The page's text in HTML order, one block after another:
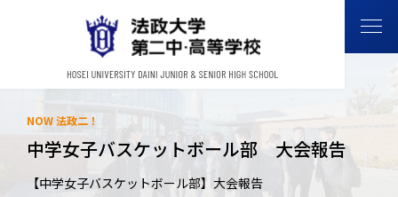
NOW 法政二！
中学女子バスケットボール部 大会報告
【中学女子バスケットボール部】大会報告